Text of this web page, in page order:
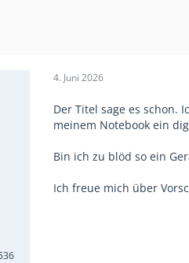
4. Juni 2026
Der Titel sage es schon.
meinem Notebook ein
Bin ich zu blöd so ein
Ich freue mich über